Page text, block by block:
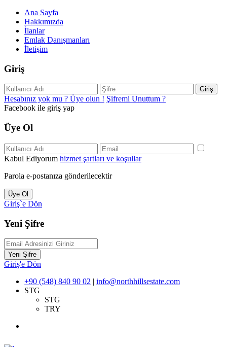
Ana Sayfa
Hakkımızda
İlanlar
Emlak Danışmanları
İletişim
Giriş
Giriş
Hesabınız yok mu ? Üye olun ! Şifremi Unuttum ?
Facebook ile giriş yap
Üye Ol
Kabul Ediyorum hizmet şartları ve koşullar
Parola e-postanıza gönderilecektir
Üye Ol
Giriş`e Dön
Yeni Şifre
Yeni Şifre
Giriş'e Dön
+90 (548) 840 90 02 | info@northhillsestate.com
STG
STG
TRY